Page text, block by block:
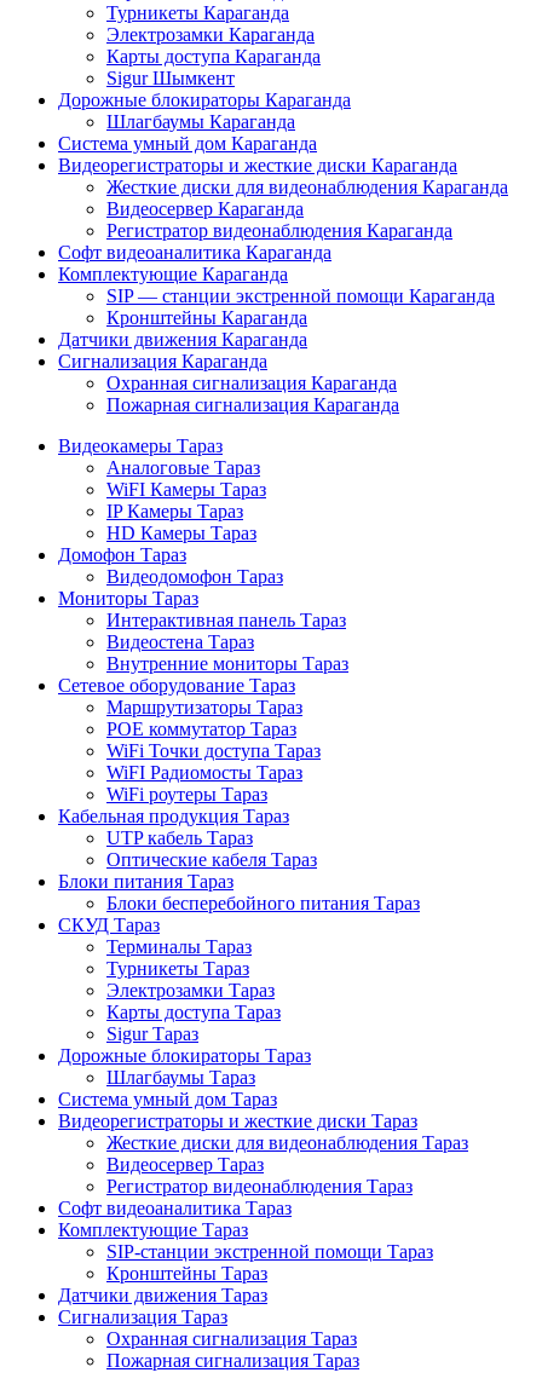
Турникеты Караганда
Электрозамки Караганда
Карты доступа Караганда
Sigur Шымкент
Дорожные блокираторы Караганда
Шлагбаумы Караганда
Система умный дом Караганда
Видеорегистраторы и жесткие диски Караганда
Жесткие диски для видеонаблюдения Караганда
Видеосервер Караганда
Регистратор видеонаблюдения Караганда
Софт видеоаналитика Караганда
Комплектующие Караганда
SIP — станции экстренной помощи Караганда
Кронштейны Караганда
Датчики движения Караганда
Сигнализация Караганда
Охранная сигнализация Караганда
Пожарная сигнализация Караганда
Видеокамеры Тараз
Аналоговые Тараз
WiFI Камеры Тараз
IP Камеры Тараз
HD Камеры Тараз
Домофон Тараз
Видеодомофон Тараз
Мониторы Тараз
Интерактивная панель Тараз
Видеостена Тараз
Внутренние мониторы Тараз
Сетевое оборудование Тараз
Маршрутизаторы Тараз
POE коммутатор Тараз
WiFi Точки доступа Тараз
WiFI Радиомосты Тараз
WiFi роутеры Тараз
Кабельная продукция Тараз
UTP кабель Тараз
Оптические кабеля Тараз
Блоки питания Тараз
Блоки бесперебойного питания Тараз
СКУД Тараз
Терминалы Тараз
Турникеты Тараз
Электрозамки Тараз
Карты доступа Тараз
Sigur Тараз
Дорожные блокираторы Тараз
Шлагбаумы Тараз
Система умный дом Тараз
Видеорегистраторы и жесткие диски Тараз
Жесткие диски для видеонаблюдения Тараз
Видеосервер Тараз
Регистратор видеонаблюдения Тараз
Софт видеоаналитика Тараз
Комплектующие Тараз
SIP-станции экстренной помощи Тараз
Кронштейны Тараз
Датчики движения Тараз
Сигнализация Тараз
Охранная сигнализация Тараз
Пожарная сигнализация Тараз